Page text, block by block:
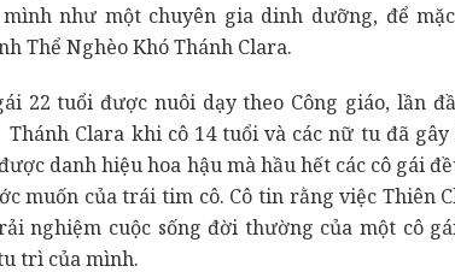
mình như một chuyên gia dinh dưỡng, để
Thể Nghèo Khó Thánh Clara.
22 tuổi được nuôi dạy theo Công giáo, lần
Clara khi cô 14 tuổi và các nữ tu đã
danh hiệu hoa hậu mà hầu hết các cô gái
muốn của trái tim cô. Cô tin rằng việc Thiên
nghiệm cuộc sống đời thường của một cô
trì của mình.